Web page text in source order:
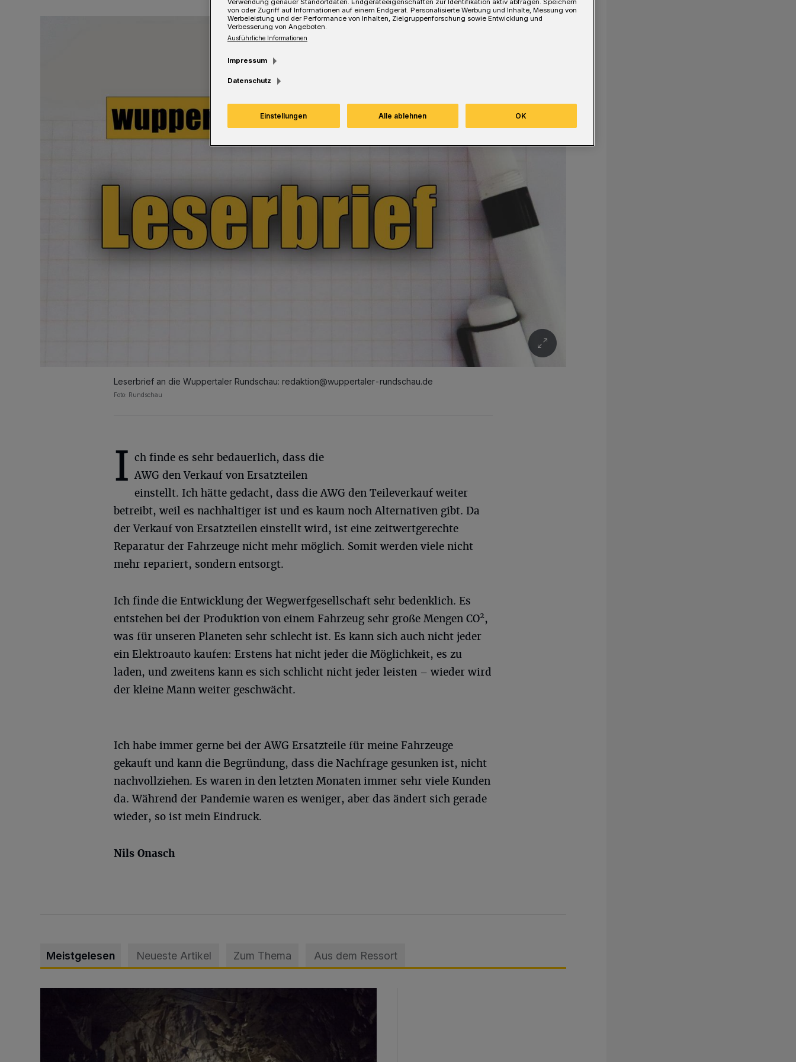
Leserbrief an die Wuppertaler Rundschau: redaktion@wuppertaler-rundschau.de
Foto: Rundschau
I ch finde es sehr bedauerlich, dass die
AWG den Verkauf von Ersatzteilen
einstellt. Ich hätte gedacht, dass die AWG den Teileverkauf weiter
betreibt, weil es nachhaltiger ist und es kaum noch Alternativen gibt. Da
der Verkauf von Ersatzteilen einstellt wird, ist eine zeitwertgerechte
Reparatur der Fahrzeuge nicht mehr möglich. Somit werden viele nicht
mehr repariert, sondern entsorgt.
Ich finde die Entwicklung der Wegwerfgesellschaft sehr bedenklich. Es
entstehen bei der Produktion von einem Fahrzeug sehr große Mengen CO2,
was für unseren Planeten sehr schlecht ist. Es kann sich auch nicht jeder
ein Elektroauto kaufen: Erstens hat nicht jeder die Möglichkeit, es zu
laden, und zweitens kann es sich schlicht nicht jeder leisten – wieder wird
der kleine Mann weiter geschwächt.
Ich habe immer gerne bei der AWG Ersatzteile für meine Fahrzeuge
gekauft und kann die Begründung, dass die Nachfrage gesunken ist, nicht
nachvollziehen. Es waren in den letzten Monaten immer sehr viele Kunden
da. Während der Pandemie waren es weniger, aber das ändert sich gerade
wieder, so ist mein Eindruck.
Nils Onasch
Meistgelesen Neueste Artikel Zum Thema Aus dem Ressort
von oder Zugriff auf Informationen auf einem Endgerät. Personalisierte Werbung und Inhalte, Messung von
Werbeleistung und der Performance von Inhalten, Zielgruppenforschung sowie Entwicklung und
Verbesserung von Angeboten.
Ausführliche Informationen
Impressum
Datenschutz
Einstellungen Alle ablehnen OK